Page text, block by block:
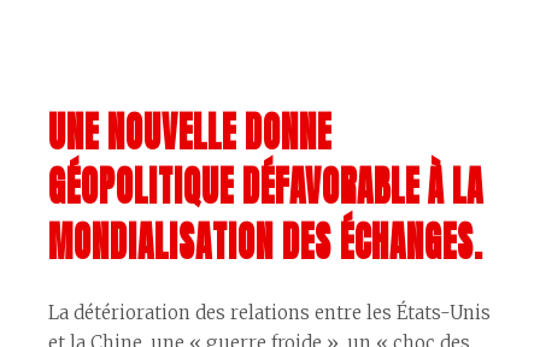
UNE NOUVELLE DONNE
GÉOPOLITIQUE DÉFAVORABLE À LA
MONDIALISATION DES ÉCHANGES.
La détérioration des relations entre les États-Unis
et la Chine, une « guerre froide », un « choc des